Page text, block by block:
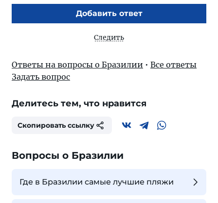
Добавить ответ
Следить
Ответы на вопросы о Бразилии • Все ответы
Задать вопрос
Делитесь тем, что нравится
Скопировать ссылку
Вопросы о Бразилии
Где в Бразилии самые лучшие пляжи